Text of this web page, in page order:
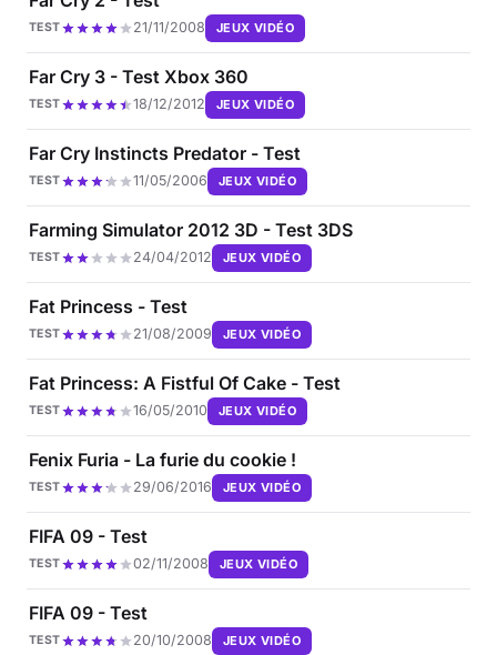
TEST 21/11/2008 JEUX VIDÉO
Far Cry 3 - Test Xbox 360
TEST 18/12/2012 JEUX VIDÉO
Far Cry Instincts Predator - Test
TEST 11/05/2006 JEUX VIDÉO
Farming Simulator 2012 3D - Test 3DS
TEST 24/04/2012 JEUX VIDÉO
Fat Princess - Test
TEST 21/08/2009 JEUX VIDÉO
Fat Princess: A Fistful Of Cake - Test
TEST 16/05/2010 JEUX VIDÉO
Fenix Furia - La furie du cookie !
TEST 29/06/2016 JEUX VIDÉO
FIFA 09 - Test
TEST 02/11/2008 JEUX VIDÉO
FIFA 09 - Test
TEST 20/10/2008 JEUX VIDÉO